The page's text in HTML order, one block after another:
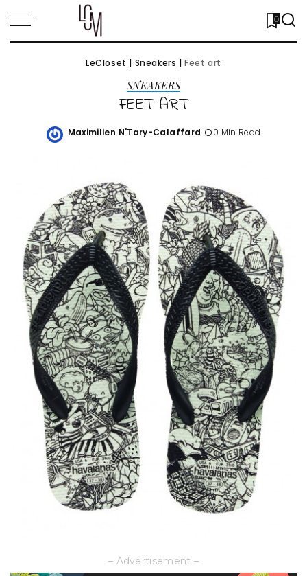
0
LeCloset | Sneakers |Feet art
SNEAKERS
FEET ART
Posted
Maximilien N'Tary-Calaffard 0 Min Read
– Advertisement –